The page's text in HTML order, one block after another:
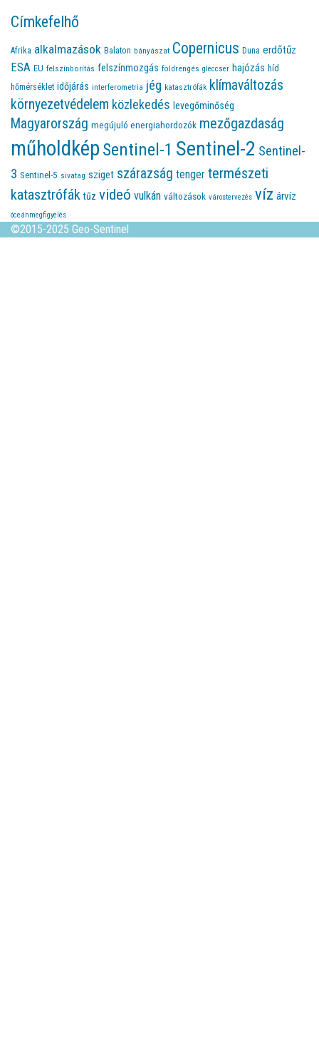
Címkefelhő
Afrika alkalmazások Balaton bányászat Copernicus Duna erdőtűz
ESA EU felszínborítás felszínmozgás földrengés gleccser hajózás híd
hőmérséklet időjárás interferometria jég katasztrófák klímaváltozás
környezetvédelem közlekedés levegőminőség
Magyarország megújuló energiahordozók mezőgazdaság
műholdkép Sentinel-1 Sentinel-2 Sentinel-
3 Sentinel-5 sivatag sziget szárazság tenger természeti
katasztrófák tűz videó vulkán változások várostervezés víz árvíz
óceánmegfigyelés
©2015-2025 Geo-Sentinel